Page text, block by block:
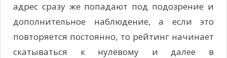
адрес сразу же попадают под подозрение и
дополнительное наблюдение, а если это
повторяется постоянно, то рейтинг начинает
скатываться к нулевому и далее в